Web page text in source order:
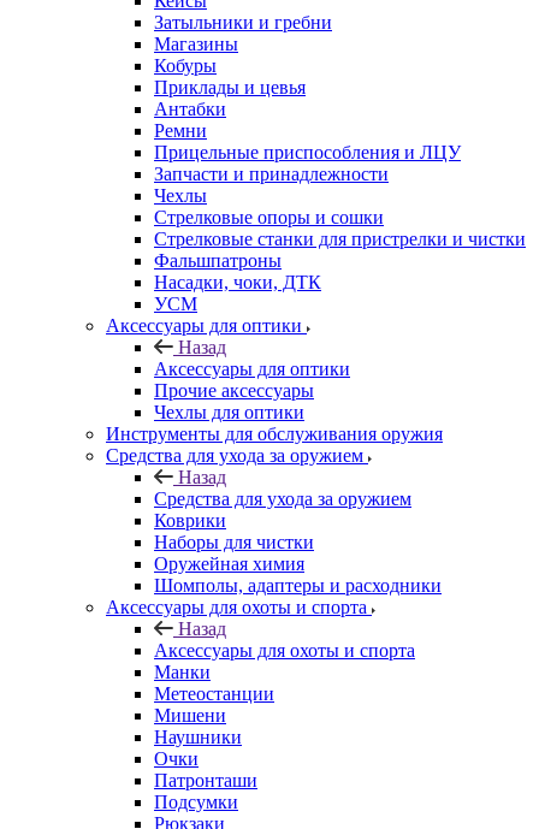
Затыльники и гребни
Магазины
Кобуры
Приклады и цевья
Антабки
Ремни
Прицельные приспособления и ЛЦУ
Запчасти и принадлежности
Чехлы
Стрелковые опоры и сошки
Стрелковые станки для пристрелки и чистки
Фальшпатроны
Насадки, чоки, ДТК
УСМ
Аксессуары для оптики
Назад
Аксессуары для оптики
Прочие аксессуары
Чехлы для оптики
Инструменты для обслуживания оружия
Средства для ухода за оружием
Назад
Средства для ухода за оружием
Коврики
Наборы для чистки
Оружейная химия
Шомполы, адаптеры и расходники
Аксессуары для охоты и спорта
Назад
Аксессуары для охоты и спорта
Манки
Метеостанции
Мишени
Наушники
Очки
Патронташи
Подсумки
Рюкзаки